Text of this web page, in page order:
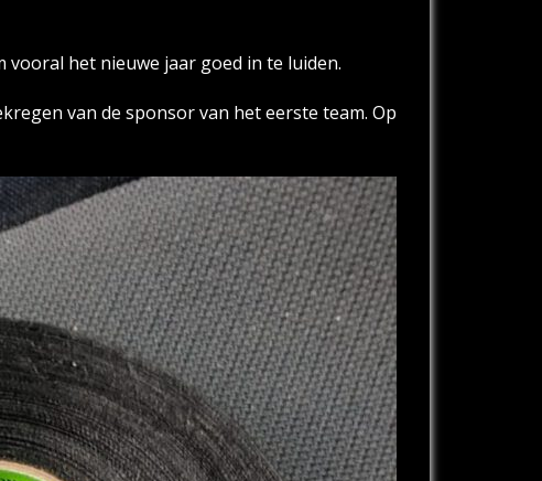
vooral het nieuwe jaar goed in te luiden.
van de sponsor van het eerste team. Op